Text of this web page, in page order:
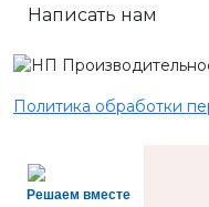
Написать нам
Политика обработки
Решаем вместе